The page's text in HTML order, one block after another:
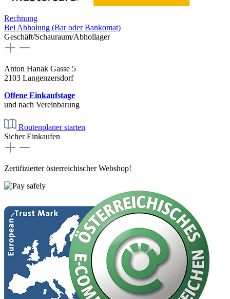
Rechnung
Bei Abholung (Bar oder Bankomat)
Geschäft/Schauraum/Abhollager
Anton Hanak Gasse 5
2103 Langenzersdorf
Offene Einkaufstage
und nach Vereinbarung
Routenplaner starten
Sicher Einkaufen
Zertifizierter österreichischer Webshop!